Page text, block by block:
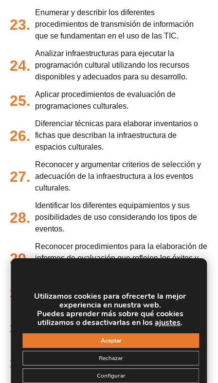
23.
Enumerar y describir los diferentes
procedimientos de transmisión de información
que se fundamentan en el uso de las TIC.
24.
Analizar infraestructuras para ejecutar la
programación cultural utilizando los recursos
disponibles y adecuados para su desarrollo.
25.
Aplicar procedimientos de evaluación de
programaciones culturales.
26.
Diferenciar técnicas para elaborar inventarios o
fichas que describan la infraestructura de
espacios culturales.
27.
Reconocer y argumentar criterios de selección y
adecuación de la infraestructura a los eventos
culturales.
28.
Identificar los diferentes equipamientos y sus
posibilidades de uso considerando los tipos de
eventos.
29.
Reconocer procedimientos para la elaboración de
informes de evaluación que reflejen los éxitos y
30.
vinculados a las redes asociativas culturales.
31.
Analizar la estructura y características de
proyectos contextualizados en la animación
32.
Seleccionar y definir técnicas de análisis de la
realidad aplicables al ámbito cultural.
Utilizamos cookies para ofrecerte la mejor
experiencia en nuestra web.
Puedes aprender más sobre qué cookies
utilizamos o desactivarlas en losajustes.
Aceptar
Rechazar
Configurar